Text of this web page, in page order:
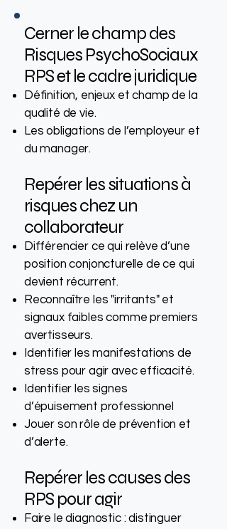
Cerner le champ des
Risques PsychoSociaux
RPS et le cadre juridique
Définition, enjeux et champ de la
qualité de vie.
Les obligations de l’employeur et
du manager.
Repérer les situations à
risques chez un
collaborateur
Différencier ce qui relève d’une
position conjoncturelle de ce qui
devient récurrent.
Reconnaître les "irritants" et
signaux faibles comme premiers
avertisseurs.
Identifier les manifestations de
stress pour agir avec efficacité.
Identifier les signes
d’épuisement professionnel
Jouer son rôle de prévention et
d’alerte.
Repérer les causes des
RPS pour agir
Faire le diagnostic : distinguer